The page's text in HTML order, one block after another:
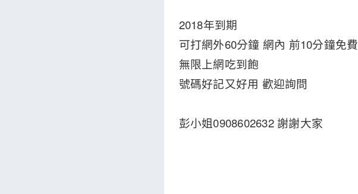
2018年到期
可打網外60分鐘 網內 前10分鐘免費
無限上網吃到飽
號碼好記又好用 歡迎詢問
彭小姐0908602632 謝謝大家